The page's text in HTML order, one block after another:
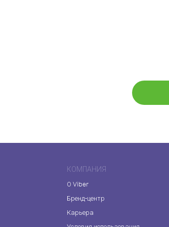
КОМПАНИЯ
О Viber
Бренд-центр
Карьера